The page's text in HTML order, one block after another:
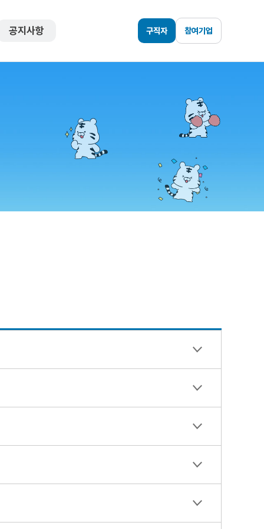
공지사항 구직자 참여기업